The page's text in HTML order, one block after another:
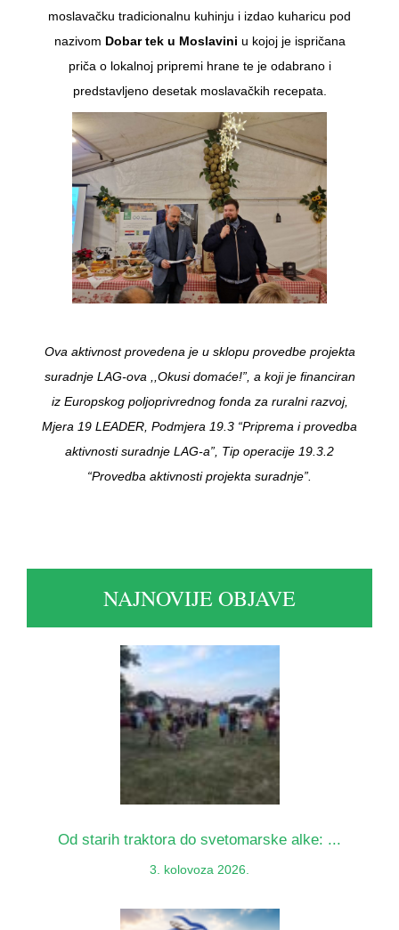
moslavačku tradicionalnu kuhinju i izdao kuharicu pod
nazivom Dobar tek u Moslavini u kojoj je ispričana
priča o lokalnoj pripremi hrane te je odabrano i
predstavljeno desetak moslavačkih recepata.
Ova aktivnost provedena je u sklopu provedbe projekta
suradnje LAG-ova ,,Okusi domaće!”, a koji je financiran
iz Europskog poljoprivrednog fonda za ruralni razvoj,
Mjera 19 LEADER, Podmjera 19.3 “Priprema i provedba
aktivnosti suradnje LAG-a”, Tip operacije 19.3.2
“Provedba aktivnosti projekta suradnje”.
NAJNOVIJE OBJAVE
Od starih traktora do svetomarske alke: ...
3. kolovoza 2026.